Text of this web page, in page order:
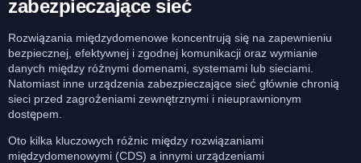
zabezpieczające sieć
Rozwiązania międzydomenowe koncentrują się na zapewnieniu
bezpiecznej, efektywnej i zgodnej komunikacji oraz wymianie
danych między różnymi domenami, systemami lub sieciami.
Natomiast inne urządzenia zabezpieczające sieć głównie chronią
sieci przed zagrożeniami zewnętrznymi i nieuprawnionym
dostępem.
Oto kilka kluczowych różnic między rozwiązaniami
międzydomenowymi (CDS) a innymi urządzeniami